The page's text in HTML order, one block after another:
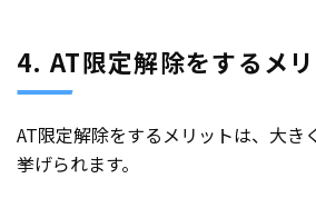
4. AT限定解除をするメ
AT限定解除をするメリットは、大き
挙げられます。